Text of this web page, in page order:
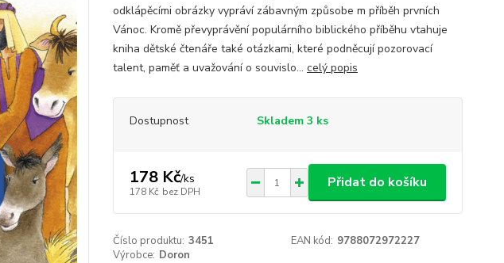
odklápěcími obrázky vypráví zábavným způsobe m příběh prvních
Vánoc. Kromě převyprávění populárního biblického příběhu vtahuje
kniha dětské čtenáře také otázkami, které podněcují pozorovací
talent, paměť a uvažování o souvislo... celý popis
Dostupnost Skladem 3 ks
178 Kč/ks
178 Kč bez DPH
Přidat do košíku
Číslo produktu: 3451 EAN kód: 9788072972227
Výrobce: Doron